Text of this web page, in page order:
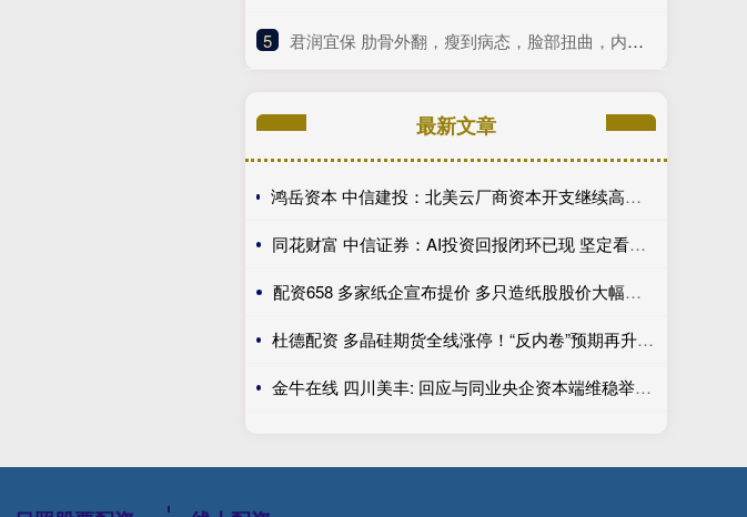
5 ​君润宜保 肋骨外翻，瘦到病态，脸部扭曲，内娱畸形审美什么时候是个头
最新文章
鸿岳资本 中信建投：北美云厂商资本开支继续高增长 关注算力超跌与高股息标的
同花财富 中信证券：AI投资回报闭环已现 坚定看好光通信板块
配资658 多家纸企宣布提价 多只造纸股股价大幅上涨
杜德配资 多晶硅期货全线涨停！“反内卷”预期再升温 周期拐点来了？
金牛在线 四川美丰: 回应与同业央企资本端维稳举措执行力度差距问题